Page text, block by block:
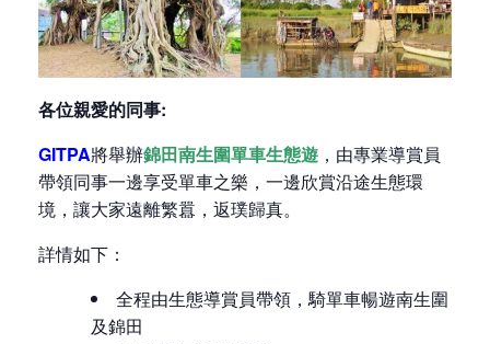
各位親愛的同事:
GITPA將舉辦錦田南生圍單車生態遊 ，由專業導賞員
帶領同事一邊享受單車之樂，一邊欣賞沿途生態環
境，讓大家遠離繁囂，返璞歸真。
詳情如下：
全程由生態導賞員帶領，騎單車暢遊南生圍
及錦田